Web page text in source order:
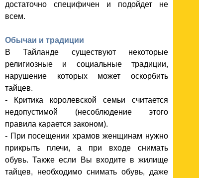
достаточно специфичен и подойдет не
всем.
Обычаи и традиции
В Тайланде существуют некоторые
религиозные и социальные традиции,
нарушение которых может оскорбить
тайцев.
- Критика королевской семьи считается
недопустимой (несоблюдение этого
правила карается законом).
- При посещении храмов женщинам нужно
прикрыть плечи, а при входе снимать
обувь. Также если Вы входите в жилище
тайцев, необходимо снимать обувь, даже